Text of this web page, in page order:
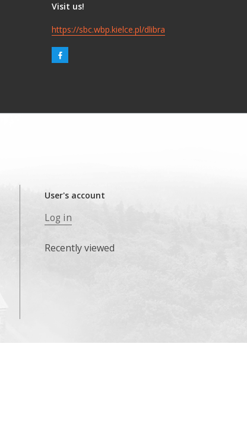
Visit us!
https://sbc.wbp.kielce.pl/dlibra
User's account
Log in
Recently viewed